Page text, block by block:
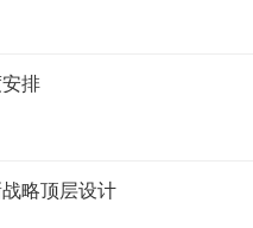
排
略顶层设计